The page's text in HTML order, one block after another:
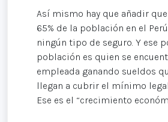
Así mismo hay que añadir
65% de la población en el
ningún tipo de seguro. Y ese
población es quien se
empleada ganando sueldos
llegan a cubrir el mínimo
Ese es el “crecimiento